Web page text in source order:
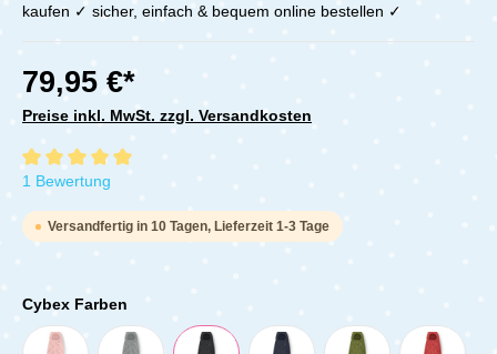
kaufen ✓ sicher, einfach & bequem online bestellen ✓
79,95 €*
Preise inkl. MwSt. zzgl. Versandkosten
Durchschnittliche Bewertung von 5 von 5 Sternen
1 Bewertung
Versandfertig in 10 Tagen, Lieferzeit 1-3 Tage
Cybex Farben